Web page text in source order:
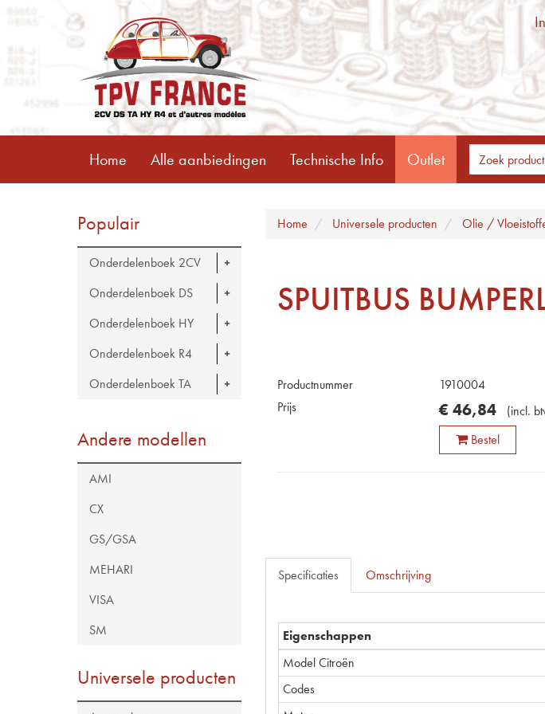
Home Alle aanbiedingen Technische Info Outlet
Populair
Onderdelenboek 2CV
Onderdelenboek DS
Onderdelenboek HY
Onderdelenboek R4
Onderdelenboek TA
Andere modellen
AMI
CX
GS/GSA
MEHARI
VISA
SM
Universele producten
Home Universele producten Olie /
SPUITBUS
Productnummer
1910004
Prijs
€ 46,84 (incl.
Bestel
Specificaties Omschrijving
Eigenschappen
Model Citroën
Codes